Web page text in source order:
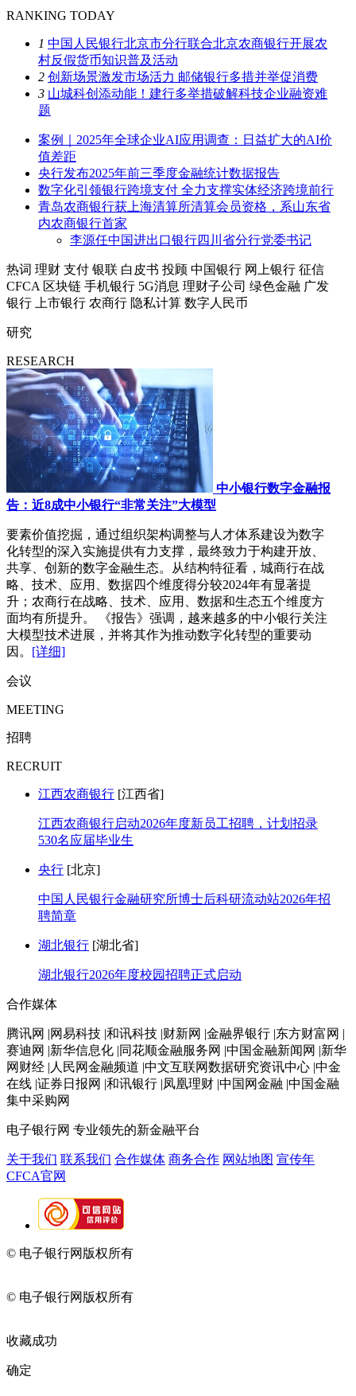
RANKING TODAY
1 中国人民银行北京市分行联合北京农商银行开展农
村反假货币知识普及活动
2 创新场景激发市场活力 邮储银行多措并举促消费
3 山城科创添动能！建行多举措破解科技企业融资难
题
案例｜2025年全球企业AI应用调查：日益扩大的AI价
值差距
央行发布2025年前三季度金融统计数据报告
数字化引领银行跨境支付 全力支撑实体经济跨境前行
青岛农商银行获上海清算所清算会员资格，系山东省
内农商银行首家
李源任中国进出口银行四川省分行党委书记
热词 理财 支付 银联 白皮书 投顾 中国银行 网上银行 征信
CFCA 区块链 手机银行 5G消息 理财子公司 绿色金融 广发
银行
上市银行 农商行 隐私计算 数字人民币
研究
RESEARCH
中小银行数字金融报
告：近8成中小银行“非常关注”大模型
要素价值挖掘，通过组织架构调整与人才体系建设为数字
化转型的深入实施提供有力支撑，最终致力于构建开放、
共享、创新的数字金融生态。从结构特征看，城商行在战
略、技术、应用、数据四个维度得分较2024年有显著提
升；农商行在战略、技术、应用、数据和生态五个维度方
面均有所提升。 《报告》强调，越来越多的中小银行关注
大模型技术进展，并将其作为推动数字化转型的重要动
因。 [详细]
会议
MEETING
招聘
RECRUIT
江西农商银行 [江西省]
江西农商银行启动2026年度新员工招聘，计划招录
530名应届毕业生
央行 [北京]
中国人民银行金融研究所博士后科研流动站2026年招
聘简章
湖北银行 [湖北省]
湖北银行2026年度校园招聘正式启动
合作媒体
腾讯网 |网易科技 |和讯科技 |财新网 |金融界银行 |东方财富网 |
赛迪网 |新华信息化 |同花顺金融服务网 |中国金融新闻网 |新华
网财经 |人民网金融频道 |中文互联网数据研究资讯中心 |中金
在线 |证券日报网 |和讯银行 |凤凰理财 |中国网金融 |中国金融
集中采购网
电子银行网 专业领先的新金融平台
关于我们 联系我们 合作媒体 商务合作 网站地图 宣传年
CFCA官网
© 电子银行网版权所有
© 电子银行网版权所有
收藏成功
确定